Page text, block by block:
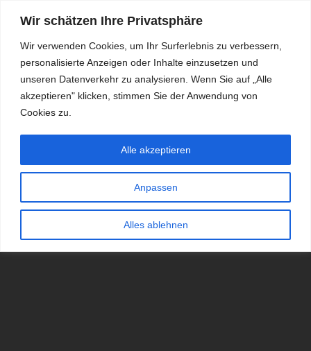
Wir schätzen Ihre Privatsphäre
Wir verwenden Cookies, um Ihr Surferlebnis zu verbessern,
personalisierte Anzeigen oder Inhalte einzusetzen und
unseren Datenverkehr zu analysieren. Wenn Sie auf „Alle
akzeptieren" klicken, stimmen Sie der Anwendung von
Cookies zu.
Anpassen
Alles ablehnen
Alle akzeptieren
RDKS.EXPERT
TESTS, EXPERTEN-TIPPS RUND UM DAS THEMA RDKS UND